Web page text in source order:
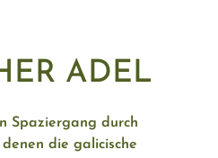
ADEL
Spaziergang durch
die galicische